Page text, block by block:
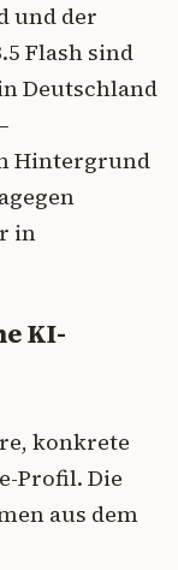
und der
Flash sind
Deutschland
Hintergrund
in
KI-
konkrete
Profil. Die
aus dem